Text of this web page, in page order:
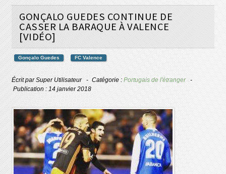
GONÇALO GUEDES CONTINUE DE
CASSER LA BARAQUE À VALENCE
[VIDÉO]
Gonçalo Guedes FC Valence
Écrit parSuper Utilisateur Catégorie :Portugais de l'étranger
Publication : 14 janvier 2018